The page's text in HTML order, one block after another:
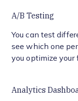
A/B Testing
You can test
see which one
you optimize your
Analytics